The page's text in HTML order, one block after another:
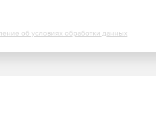
об условиях обработки данных